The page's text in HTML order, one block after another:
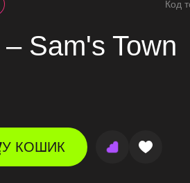
Код
Sam's Town
У КОШИК